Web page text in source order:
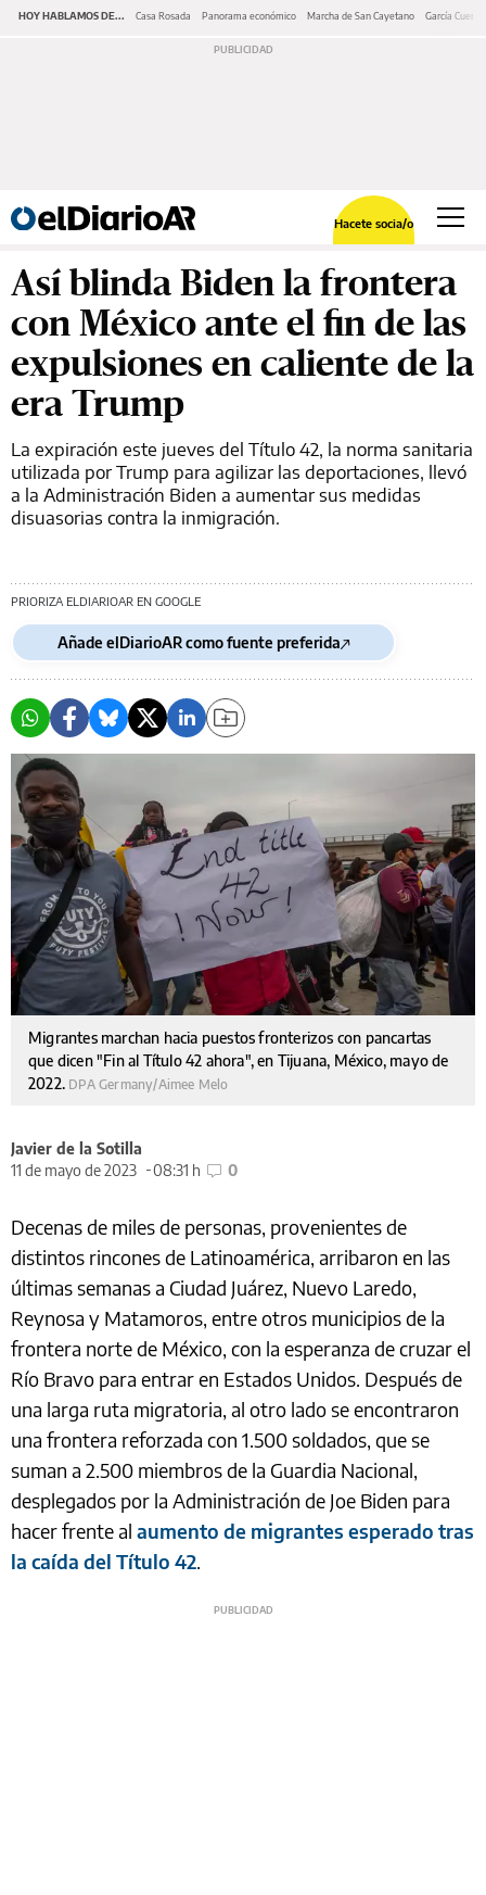
HOY HABLAMOS DE... Casa Rosada Panorama económico Marcha de San Cayetano García Cuerva
Hacete socia/o
Así blinda Biden la frontera
con México ante el fin de las
expulsiones en caliente de la
era Trump
La expiración este jueves del Título 42, la norma sanitaria
utilizada por Trump para agilizar las deportaciones, llevó
a la Administración Biden a aumentar sus medidas
disuasorias contra la inmigración.
PRIORIZA ELDIARIOAR EN GOOGLE
Añade elDiarioAR como fuente preferida
Migrantes marchan hacia puestos fronterizos con pancartas
que dicen "Fin al Título 42 ahora", en Tijuana, México, mayo de
2022. DPA Germany/Aimee Melo
Javier de la Sotilla
11 de mayo de 2023
08:31 h 0
Decenas de miles de personas, provenientes de
distintos rincones de Latinoamérica, arribaron en las
últimas semanas a Ciudad Juárez, Nuevo Laredo,
Reynosa y Matamoros, entre otros municipios de la
frontera norte de México, con la esperanza de cruzar el
Río Bravo para entrar en Estados Unidos. Después de
una larga ruta migratoria, al otro lado se encontraron
una frontera reforzada con 1.500 soldados, que se
suman a 2.500 miembros de la Guardia Nacional,
desplegados por la Administración de Joe Biden para
hacer frente al aumento de migrantes esperado tras
la caída del Título 42.